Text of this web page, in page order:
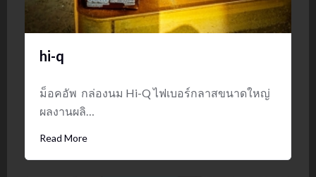
hi-q
ม็อคอัพ กล่องนม Hi-Q ไฟเบอร์กลาสขนาดใหญ่
ผลงานผลิ…
Read More